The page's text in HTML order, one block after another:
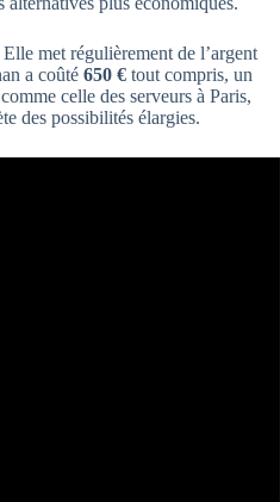
met régulièrement de l’argent
a coûté 650 € tout compris, un
celle des serveurs à Paris,
des possibilités élargies.